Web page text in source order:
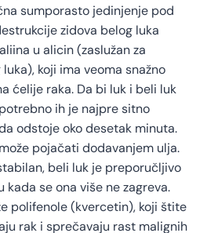
sumporasto jedinjenje pod
zidova belog luka
u alicin (zaslužan za
koji ima veoma snažno
ćelije raka. Da bi luk i beli luk
ih je najpre sitno
odstoje oko desetak minuta.
pojačati dodavanjem ulja.
beli luk je preporučljivo
se ona više ne zagreva.
polifenole (kvercetin), koji štite
rak i sprečavaju rast malignih